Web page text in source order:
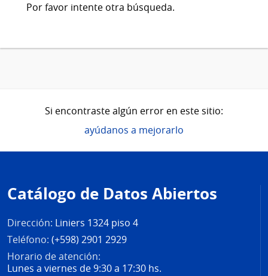
Por favor intente otra búsqueda.
Si encontraste algún error en este sitio:
ayúdanos a mejorarlo
de
página
Catálogo de Datos Abiertos
Dirección: Liniers 1324 piso 4
Teléfono: (+598) 2901 2929
Horario de atención:
Lunes a viernes de 9:30 a 17:30 hs.